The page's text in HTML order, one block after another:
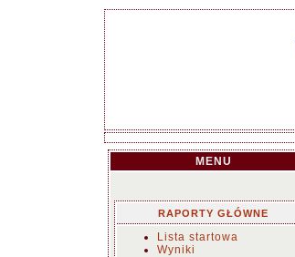
MENU
RAPORTY GŁÓWNE
Lista startowa
Wyniki